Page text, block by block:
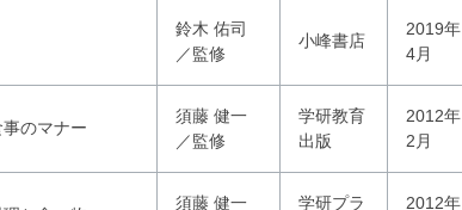
鈴木 佑司
／監修
小峰書店
2019年
4月
のマナー
須藤 健一
／監修
学研教育
出版
2012年
2月
須藤 健一
学研プラ
2012年